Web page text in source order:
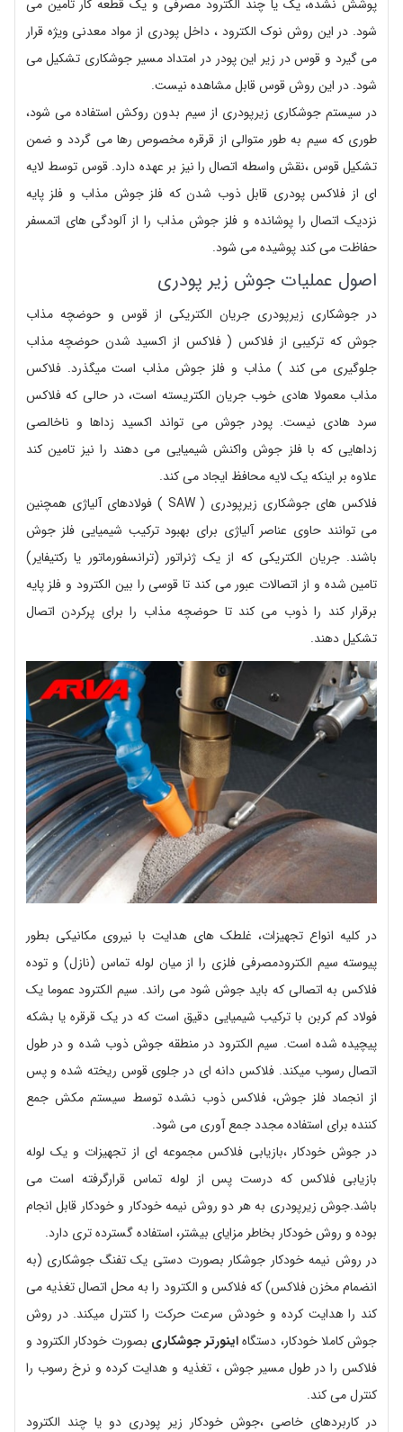
پوشش نشده، یک یا چند الکترود مصرفی و یک قطعه کار تامین می
شود. در این روش نوک الکترود ، داخل پودری از مواد معدنی ویژه قرار
می گیرد و قوس در زیر این پودر در امتداد مسیر جوشکاری تشکیل می
شود. در این روش قوس قابل مشاهده نیست.
در سیستم جوشکاری زیرپودری از سیم بدون روکش استفاده می شود،
طوری که سیم به طور متوالی از قرقره مخصوص رها می گردد و ضمن
تشکیل قوس ،نقش واسطه اتصال را نیز بر عهده دارد. قوس توسط لایه
ای از فلاکس پودری قابل ذوب شدن که فلز جوش مذاب و فلز پایه
نزدیک اتصال را پوشانده و فلز جوش مذاب را از آلودگی های اتمسفر
حفاظت می کند پوشیده می شود.
اصول عملیات جوش زیر پودری
در جوشکاری زیرپودری جریان الکتریکی از قوس و حوضچه مذاب
جوش که ترکیبی از فلاکس ( فلاکس از اکسید شدن حوضچه مذاب
جلوگیری می کند ) مذاب و فلز جوش مذاب است میگذرد. فلاکس
مذاب معمولا هادی خوب جریان الکتریسته است، در حالی که فلاکس
سرد هادی نیست. پودر جوش می تواند اکسید زداها و ناخالصی
زداهایی که با فلز جوش واکنش شیمیایی می دهند را نیز تامین کند
علاوه بر اینکه یک لایه محافظ ایجاد می کند.
فلاکس های جوشکاری زیرپودری ( SAW ) فولادهای آلیاژی همچنین
می توانند حاوی عناصر آلیاژی برای بهبود ترکیب شیمیایی فلز جوش
باشند. جریان الکتریکی که از یک ژنراتور (ترانسفورماتور یا رکتیفایر)
تامین شده و از اتصالات عبور می کند تا قوسی را بین الکترود و فلز پایه
برقرار کند را ذوب می کند تا حوضچه مذاب را برای پرکردن اتصال
تشکیل دهند.
در کلیه انواع تجهیزات، غلطک های هدایت با نیروی مکانیکی بطور
پیوسته سیم الکترودمصرفی فلزی را از میان لوله تماس (نازل) و توده
فلاکس به اتصالی که باید جوش شود می راند. سیم الکترود عموما یک
فولاد کم کربن با ترکیب شیمیایی دقیق است که در یک قرقره یا بشکه
پیچیده شده است. سیم الکترود در منطقه جوش ذوب شده و در طول
اتصال رسوب میکند. فلاکس دانه ای در جلوی قوس ریخته شده و پس
از انجماد فلز جوش، فلاکس ذوب نشده توسط سیستم مکش جمع
کننده برای استفاده مجدد جمع آوری می شود.
در جوش خودکار ،بازیابی فلاکس مجموعه ای از تجهیزات و یک لوله
بازیابی فلاکس که درست پس از لوله تماس قرارگرفته است می
باشد.جوش زیرپودری به هر دو روش نیمه خودکار و خودکار قابل انجام
بوده و روش خودکار بخاطر مزایای بیشتر، استفاده گسترده تری دارد.
در روش نیمه خودکار جوشکار بصورت دستی یک تفنگ جوشکاری (به
انضمام مخزن فلاکس) که فلاکس و الکترود را به محل اتصال تغذیه می
کند را هدایت کرده و خودش سرعت حرکت را کنترل میکند. در روش
جوش کاملا خودکار، دستگاهاینورتر جوشکاری بصورت خودکار الکترود و
فلاکس را در طول مسیر جوش ، تغذیه و هدایت کرده و نرخ رسوب را
کنترل می کند.
در کاربردهای خاصی ،جوش خودکار زیر پودری دو یا چند الکترود